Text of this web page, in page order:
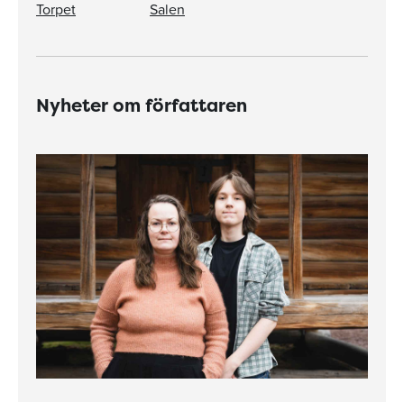
Torpet Salen
Nyheter om författaren